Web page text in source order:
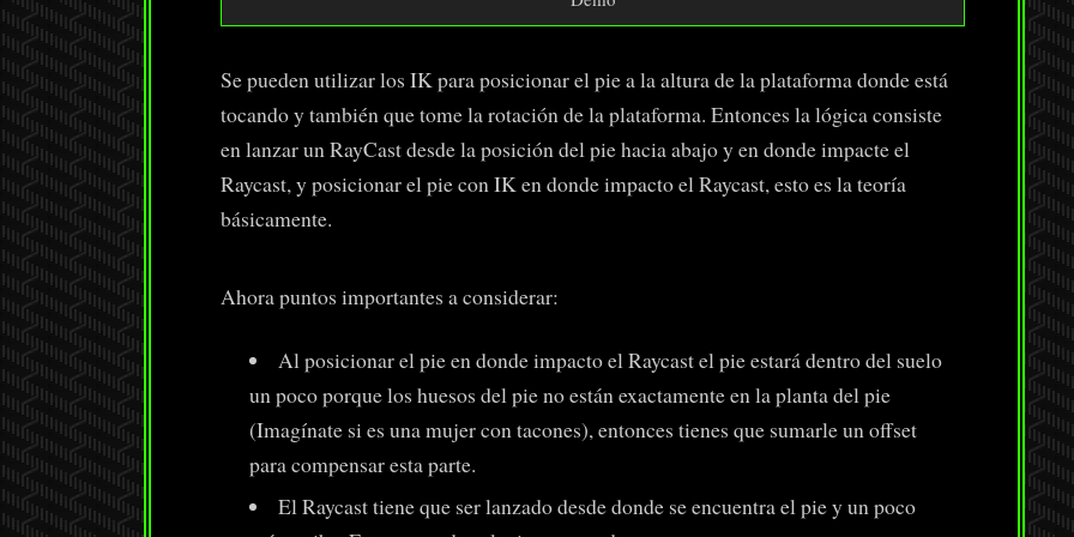
Se pueden utilizar los IK para posicionar el pie a la altura de la plataforma donde está
tocando y también que tome la rotación de la plataforma. Entonces la lógica consiste
en lanzar un RayCast desde la posición del pie hacia abajo y en donde impacte el
Raycast, y posicionar el pie con IK en donde impacto el Raycast, esto es la teoría
básicamente.
Ahora puntos importantes a considerar:
Al posicionar el pie en donde impacto el Raycast el pie estará dentro del suelo
un poco porque los huesos del pie no están exactamente en la planta del pie
(Imagínate si es una mujer con tacones), entonces tienes que sumarle un offset
para compensar esta parte.
El Raycast tiene que ser lanzado desde donde se encuentra el pie y un poco